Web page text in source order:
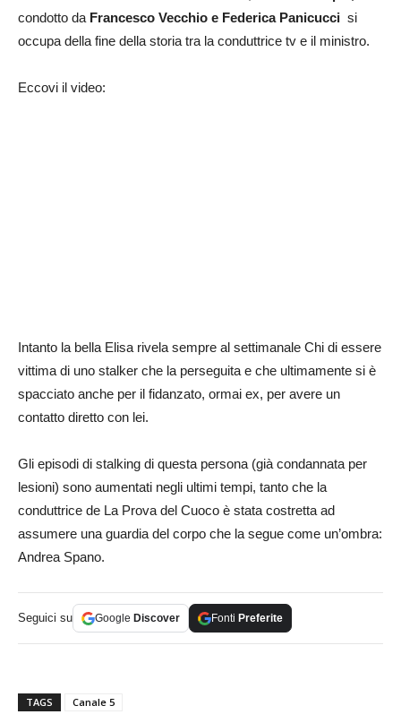
condotto da Francesco Vecchio e Federica Panicucci si
occupa della fine della storia tra la conduttrice tv e il ministro.
Eccovi il video:
Intanto la bella Elisa rivela sempre al settimanale Chi di essere
vittima di uno stalker che la perseguita e che ultimamente si è
spacciato anche per il fidanzato, ormai ex, per avere un
contatto diretto con lei.
Gli episodi di stalking di questa persona (già condannata per
lesioni) sono aumentati negli ultimi tempi, tanto che la
conduttrice de La Prova del Cuoco è stata costretta ad
assumere una guardia del corpo che la segue come un’ombra:
Andrea Spano.
Seguici su Google Discover Fonti Preferite
TAGS Canale 5